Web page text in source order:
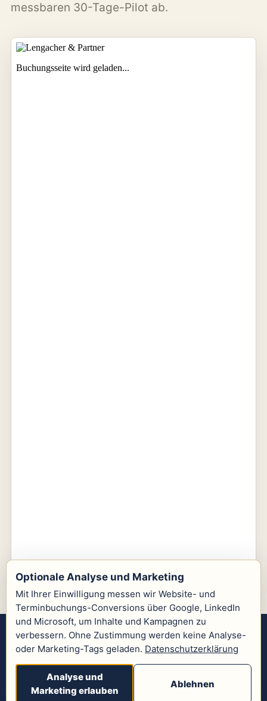
messbaren 30-Tage-Pilot ab.
Lengacher & Partner GmbH
Innenausbau.
www.lengacher-partner.ch
Optionale Analyse und Marketing
Mit Ihrer Einwilligung messen wir Website- und
Terminbuchungs-Conversions über Google, LinkedIn
und Microsoft, um Inhalte und Kampagnen zu
verbessern. Ohne Zustimmung werden keine Analyse-
oder Marketing-Tags geladen. Datenschutzerklärung
Analyse und
Marketing erlauben
Ablehnen